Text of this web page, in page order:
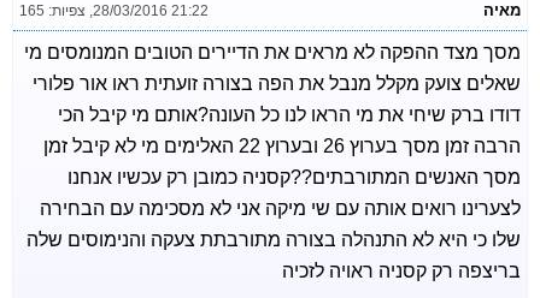
מאיה 28/03/2016 21:22
, צפיות: 165
מסך מצד ההפקה לא מראים את הדיירים הטובים המנומסים מי
שאלים צועק מקלל מנבל את הפה בצורה זועתית ראו אור פלורי
דודו ברק שיחי את מי הראו לנו כל העונה?אותם מי קיבל הכי
הרבה זמן מסך בערוץ 26 ובערוץ 22 האלימים מי לא קיבל זמן
מסך האנשים המתורבתים??קסניה כמובן רק עכשיו אנחנו
לצערינו רואים אותה עם שי מיקה אני לא מסכימה עם הבחירה
שלו כי היא לא התנהלה בצורה מתורבתת צעקה והנימוסים שלה
בריצפה רק קסניה ראויה לזכיה